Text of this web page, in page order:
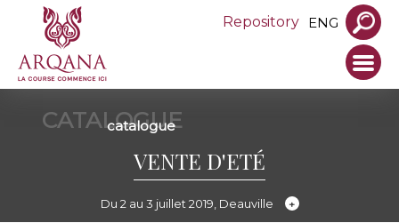
Repository ENG
CATALOGUE
catalogue
VENTE D'ETÉ
Du 2 au 3 juillet 2019, Deauville